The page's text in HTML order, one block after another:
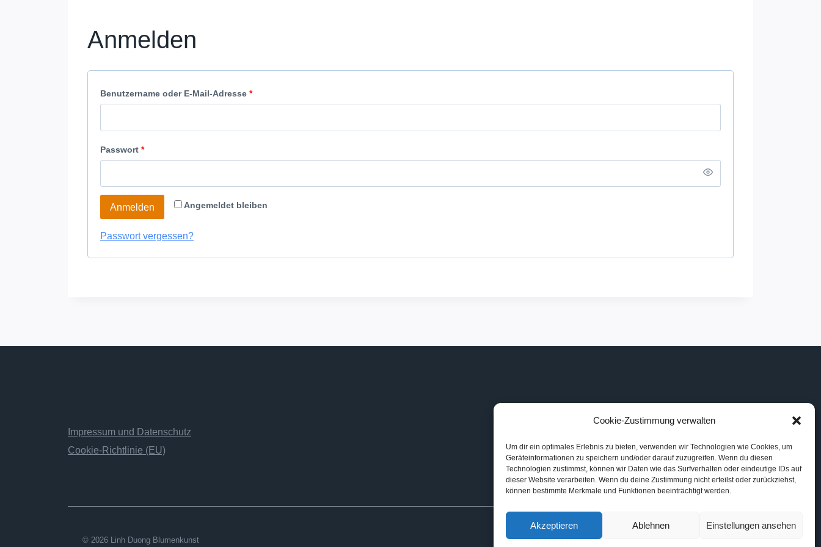
Cookie-Zustimmung verwalten
Um dir ein optimales Erlebnis zu bieten, verwenden wir Technologien wie Cookies, um
Geräteinformationen zu speichern und/oder darauf zuzugreifen. Wenn du diesen
Technologien zustimmst, können wir Daten wie das Surfverhalten oder eindeutige IDs auf
dieser Website verarbeiten. Wenn du deine Zustimmung nicht erteilst oder zurückziehst,
können bestimmte Merkmale und Funktionen beeinträchtigt werden.
Akzeptieren Ablehnen Einstellungen ansehen
Anmelden
Benutzername oder E-Mail-Adresse *
Passwort *
Angemeldet bleiben
Anmelden
Passwort vergessen?
Impressum und Datenschutz
Cookie-Richtlinie (EU)
© 2026 Linh Duong Blumenkunst